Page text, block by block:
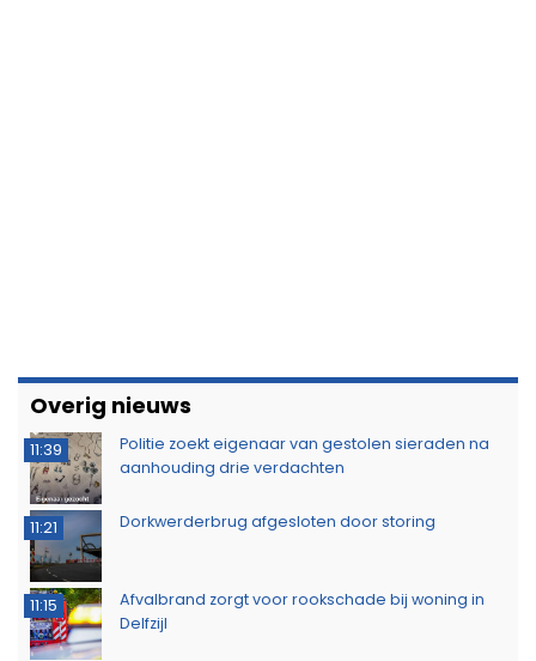
Overig nieuws
11:39
Politie zoekt eigenaar van gestolen sieraden na
aanhouding drie verdachten
11:21 Dorkwerderbrug afgesloten door storing
11:15
Afvalbrand zorgt voor rookschade bij woning in
Delfzijl